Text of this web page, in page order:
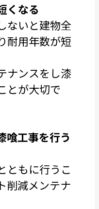
くなる
ないと建物全
耐用年数が短
ナンスをし漆
とが大切で
喰工事を行う
ともに行うこ
削減メンテナ